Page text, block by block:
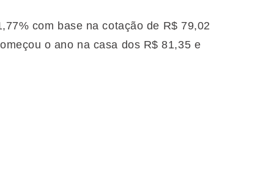
com base na cotação de R$ 79,02
o ano na casa dos R$ 81,35 e